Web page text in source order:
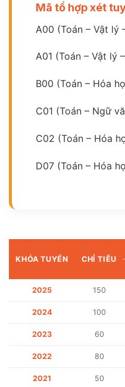
Mã tổ hợp xét
A00 (Toán – Vật lý
A01 (Toán – Vật lý
B00 (Toán – Hóa
C01 (Toán – Ngữ
C02 (Toán – Hóa
D07 (Toán – Hóa
KHÓA TUYỂN CHỈ TIÊU
2025 150
2024 100
2023 60
2022 80
2021 50